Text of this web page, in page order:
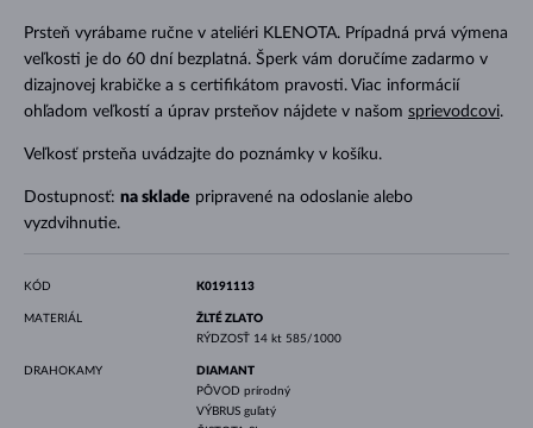
Prsteň vyrábame ručne v ateliéri KLENOTA. Prípadná prvá výmena
veľkosti je do 60 dní bezplatná. Šperk vám doručíme zadarmo v
dizajnovej krabičke a s certifikátom pravosti. Viac informácií
ohľadom veľkostí a úprav prsteňov nájdete v našom sprievodcovi.
Veľkosť prsteňa uvádzajte do poznámky v košíku.
Dostupnosť: na sklade pripravené na odoslanie alebo
vyzdvihnutie.
KÓD K0191113
MATERIÁL
ŽLTÉ ZLATO
RÝDZOSŤ 14 kt 585/1000
DRAHOKAMY
DIAMANT
PÔVOD prírodný
VÝBRUS guľatý